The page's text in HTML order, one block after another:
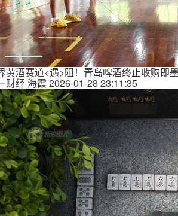
黄酒赛道<遇>阻！青岛啤酒终止收购即
财经 海霞 2026-01-28 23:11:35